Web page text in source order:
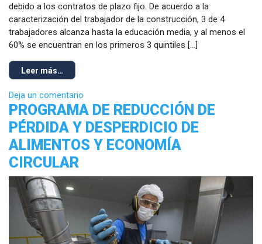
debido a los contratos de plazo fijo. De acuerdo a la
caracterización del trabajador de la construcción, 3 de 4
trabajadores alcanza hasta la educación media, y al menos el
60% se encuentran en los primeros 3 quintiles […]
Leer más…
Deja un comentario
PROGRAMA DE REDUCCIÓN DE
PÉRDIDA Y DESPERDICIO DE
ALIMENTOS Y ECONOMÍA
CIRCULAR